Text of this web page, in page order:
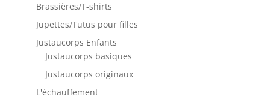
Brassières/T-shirts
Jupettes/Tutus pour filles
Justaucorps Enfants
Justaucorps basiques
Justaucorps originaux
L'échauffement